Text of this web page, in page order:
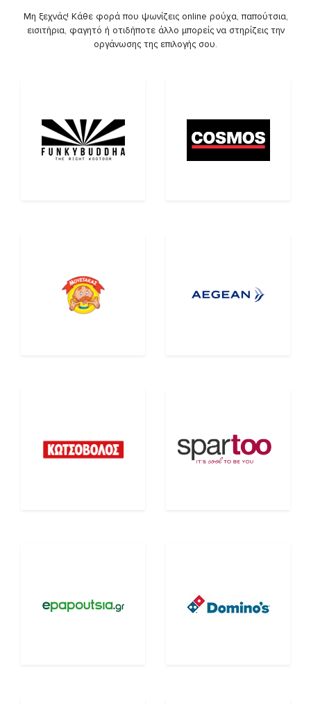
Μη ξεχνάς! Κάθε φορά που ψωνίζεις online ρούχα, παπούτσια,
εισιτήρια, φαγητό ή οτιδήποτε άλλο μπορείς να στηρίζεις την
οργάνωσης της επιλογής σου.